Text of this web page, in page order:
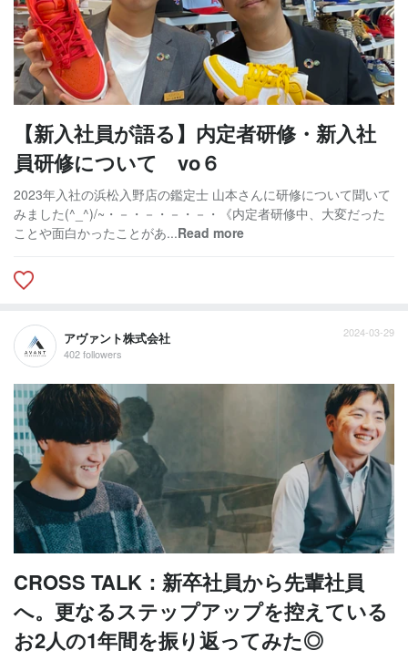
【新入社員が語る】内定者研修・新入社
員研修について vo６
2023年入社の浜松入野店の鑑定士 山本さんに研修について聞いて
みました(^_^)/~・－・－・－・－・《内定者研修中、大変だった
ことや面白かったことがあ...Read more
アヴァント株式会社
402 followers
2024-03-29
CROSS TALK：新卒社員から先輩社員
へ。更なるステップアップを控えている
お2人の1年間を振り返ってみた◎